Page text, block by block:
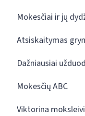
Mokesčiai ir jų
Atsiskaitymas
Dažniausiai
Mokesčių ABC
Viktorina